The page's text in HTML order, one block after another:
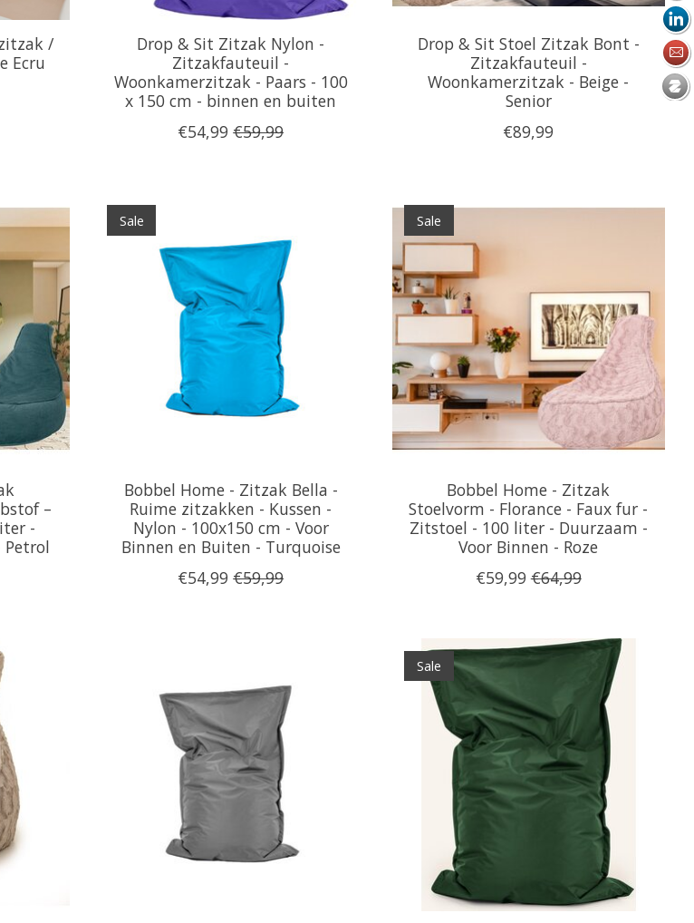
/
Ecru
Drop & Sit Zitzak Nylon -
Zitzakfauteuil -
Woonkamerzitzak - Paars - 100
x 150 cm - binnen en buiten
€54,99 €59,99
Drop & Sit Stoel Zitzak Bont -
Zitzakfauteuil -
Woonkamerzitzak - Beige -
Senior
€89,99
–
-
Petrol
Sale
Bobbel Home - Zitzak Bella -
Ruime zitzakken - Kussen -
Nylon - 100x150 cm - Voor
Binnen en Buiten - Turquoise
€54,99 €59,99
Sale
Bobbel Home - Zitzak
Stoelvorm - Florance - Faux fur -
Zitstoel - 100 liter - Duurzaam -
Voor Binnen - Roze
€59,99 €64,99
Sale